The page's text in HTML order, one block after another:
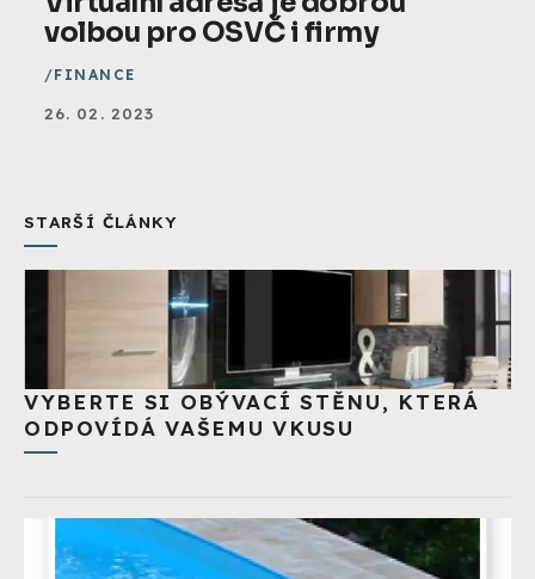
volbou pro OSVČ i firmy
FINANCE
26. 02. 2023
STARŠÍ ČLÁNKY
VYBERTE SI OBÝVACÍ STĚNU, KTERÁ
ODPOVÍDÁ VAŠEMU VKUSU